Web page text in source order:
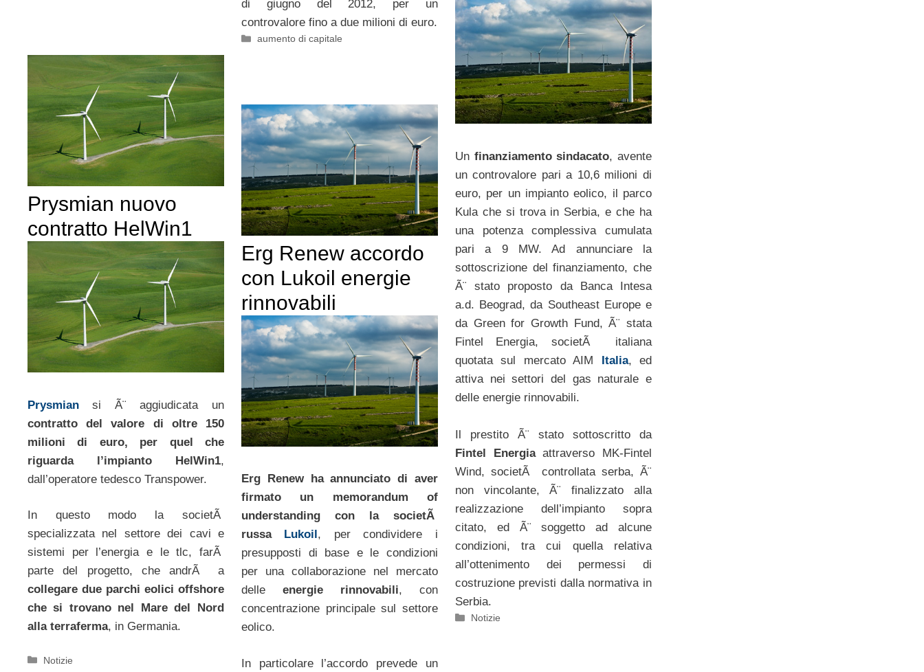
di giugno del 2012, per un
controvalore fino a due milioni di euro.
Categorie
aumento di capitale
Un finanziamento sindacato, avente
un controvalore pari a 10,6 milioni di
euro, per un impianto eolico, il parco
Kula che si trova in Serbia, e che ha
una potenza complessiva cumulata
pari a 9 MW. Ad annunciare la
sottoscrizione del finanziamento, che
Ã¨ stato proposto da Banca Intesa
a.d. Beograd, da Southeast Europe e
da Green for Growth Fund, Ã¨ stata
Fintel Energia, societÃ italiana
quotata sul mercato AIM Italia, ed
attiva nei settori del gas naturale e
delle energie rinnovabili.
Il prestito Ã¨ stato sottoscritto da
Fintel Energiaattraverso MK-Fintel
Wind, societÃ controllata serba, Ã¨
non vincolante, Ã¨ finalizzato alla
realizzazione dell’impianto sopra
citato, ed Ã¨ soggetto ad alcune
condizioni, tra cui quella relativa
all’ottenimento dei permessi di
costruzione previsti dalla normativa in
Serbia.
Categorie
Notizie
Prysmian nuovo
contratto HelWin1
Prysmian si Ã¨ aggiudicata un
contratto del valore di oltre 150
milioni di euro, per quel che
riguarda l’impianto HelWin1,
dall’operatore tedesco Transpower.
In questo modo la societÃ
specializzata nel settore dei cavi e
sistemi per l’energia e le tlc, farÃ
parte del progetto, che andrÃ a
collegare due parchi eolici offshore
che si trovano nel Mare del Nord
alla terraferma, in Germania.
Categorie
Notizie
Erg Renew accordo
con Lukoil energie
rinnovabili
Erg Renew ha annunciato di aver
firmato un memorandum of
understanding con la societÃ
russa Lukoil, per condividere i
presupposti di base e le condizioni
per una collaborazione nel mercato
delle energie rinnovabili, con
concentrazione principale sul settore
eolico.
In particolare l’accordo prevede un